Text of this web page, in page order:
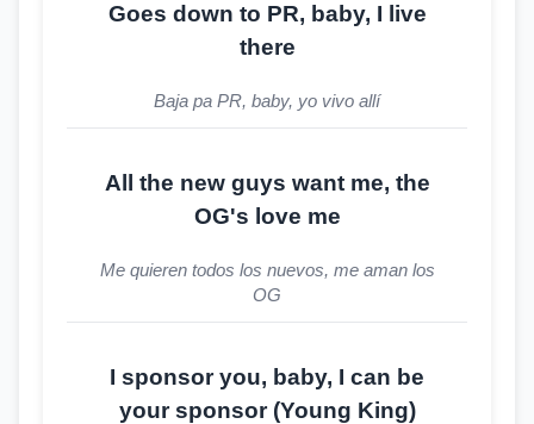
Goes down to PR, baby, I live
there
Baja pa PR, baby, yo vivo allí
All the new guys want me, the
OG's love me
Me quieren todos los nuevos, me aman los
OG
I sponsor you, baby, I can be
your sponsor (Young King)